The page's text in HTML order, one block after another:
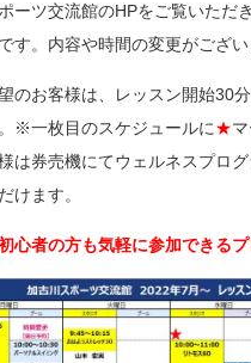
ーツ交流館のHPをご覧いただ
す。内容や時間の変更がござ
のお客様は、レッスン開始30
※一枚目のスケジュールに★
は券売機にてウェルネスプロ
けます。
心者の方も気軽に参加できる